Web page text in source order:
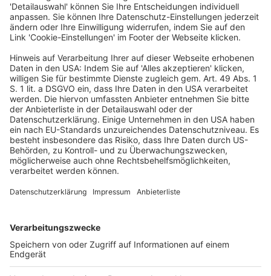
eingestuft, sondern als geschäftliche Notwendigkeit.
Die Spitzengruppe setzt außerdem einen klaren
Schwerpunkt auf hohe Datenqualität und investiert
stärker in den Aufbau von Expertenteams. Neben einem
zentralen Daten- und KI-Team in der IT-Abteilung
treiben sie auch den Aufbau dezentraler Daten- und KI-
Teams in einzelnen Geschäftsbereichen gezielt voran.
Während der Erfolgsdruck steigt, müssen Daten- und
KI-Manager kontinuierlich auf neue KI-Möglichkeiten
eingehen, sprich: eine gute Balance zwischen
Innovation und Skalierung finden. Aktuell hat z.m B. für
knapp ein Drittel der Befragten die Implementierung
von KI-Agenten eine hohe Priorität. Einerseits rückt
damit die Anpassung von Geschäftsprozessen – und
damit meist ein enger Bezug zu finanziell messbaren
Zielen – stärker in den Vordergrund. Andererseits
müssen auch hier langfristig tragfähige Grundlagen
Unternehmen eine Orchestrierungsplattform für KI-
Agenten etabliert. Die PwC-Analyse kommt zu dem
Schluss, dass eine stärkere Bündelung der Aktivitäten
in der jetzigen Phase der Daten- und KI-Transformation